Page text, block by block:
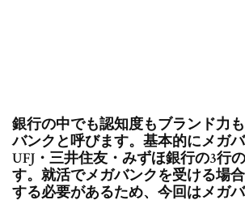
銀行の中でも認知度もブランド力
バンクと呼びます。基本的にメガ
UFJ・三井住友・みずほ銀行の3行
す。就活でメガバンクを受ける場
する必要があるため、今回はメガ